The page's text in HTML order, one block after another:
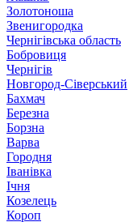
Золотоноша
Звенигородка
Чернігівська область
Бобровиця
Чернігів
Новгород-Сіверський
Бахмач
Березна
Борзна
Варва
Городня
Іванівка
Ічня
Козелець
Короп